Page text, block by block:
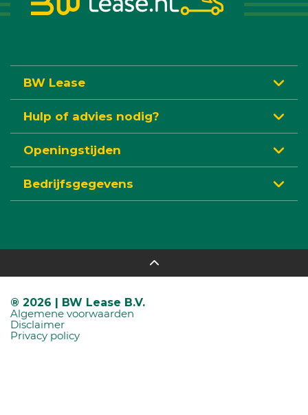
BW Lease
Hulp of advies nodig?
Openingstijden
Bedrijfsgegevens
® 2026 | BW Lease B.V.
Algemene voorwaarden
Disclaimer
Privacy policy